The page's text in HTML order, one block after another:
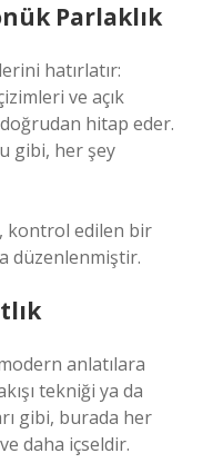
Parlaklık
hatırlatır:
ve açık
hitap eder.
gibi, her şey
kontrol edilen bir
düzenlenmiştir.
anlatılara
tekniği ya da
gibi, burada her
daha içseldir.